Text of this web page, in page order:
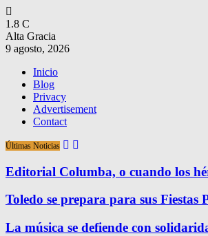
1.8 C
Alta Gracia
9 agosto, 2026
Inicio
Blog
Privacy
Advertisement
Contact
Últimas Noticias
Editorial Columba, o cuando los
Toledo se prepara para sus Fiestas
La música se defiende con